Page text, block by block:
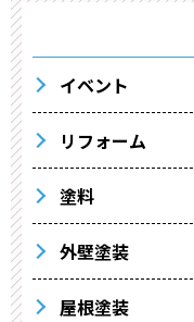
イベント
リフォーム
塗料
外壁塗装
屋根塗装